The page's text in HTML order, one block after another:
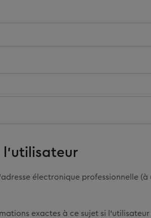
électronique professionnelle (à
exactes à ce sujet si